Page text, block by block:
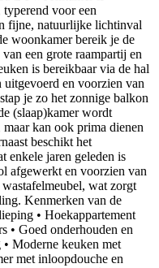
voor een
fijne, natuurlijke lichtinval
woonkamer bereik je de
een grote raampartij en
is bereikbaar via de hal
uitgevoerd en voorzien van
je zo het zonnige balkon
(slaap)kamer wordt
kan ook prima dienen
beschikt het
enkele jaren geleden is
afgewerkt en voorzien van
wat zorgt
Kenmerken van de
• Hoekappartement
• Goed onderhouden en
Moderne keuken met
met inloopdouche en